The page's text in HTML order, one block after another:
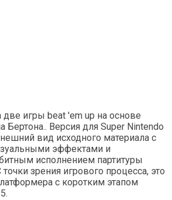
две игры beat 'em up на основе
Бертона.. Версия для Super Nintendo
вид исходного материала с
эффектами и
исполнением партитуры
зрения игрового процесса, это
с коротким этапом